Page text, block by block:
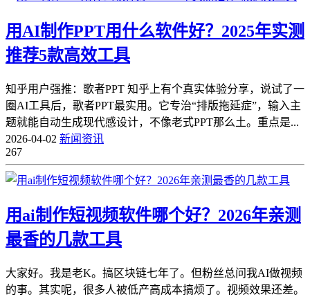
用AI制作PPT用什么软件好？2025年实测
推荐5款高效工具
知乎用户强推：歌者PPT 知乎上有个真实体验分享，说试了一
圈AI工具后，歌者PPT最实用。它专治“排版拖延症”，输入主
题就能自动生成现代感设计，不像老式PPT那么土。重点是...
2026-04-02 新闻资讯
267
用ai制作短视频软件哪个好？2026年亲测
最香的几款工具
大家好。我是老K。搞区块链七年了。但粉丝总问我AI做视频
的事。其实呢，很多人被低产高成本搞烦了。视频效果还差。